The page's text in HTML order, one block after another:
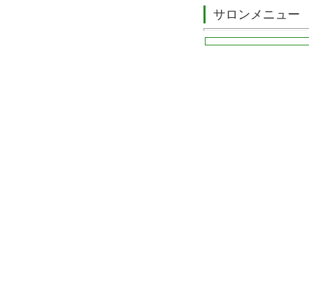
サロンメニュー